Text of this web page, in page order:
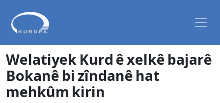
Welatiyek Kurd ê xelkê bajarê
Bokanê bi zîndanê hat
mehkûm kirin